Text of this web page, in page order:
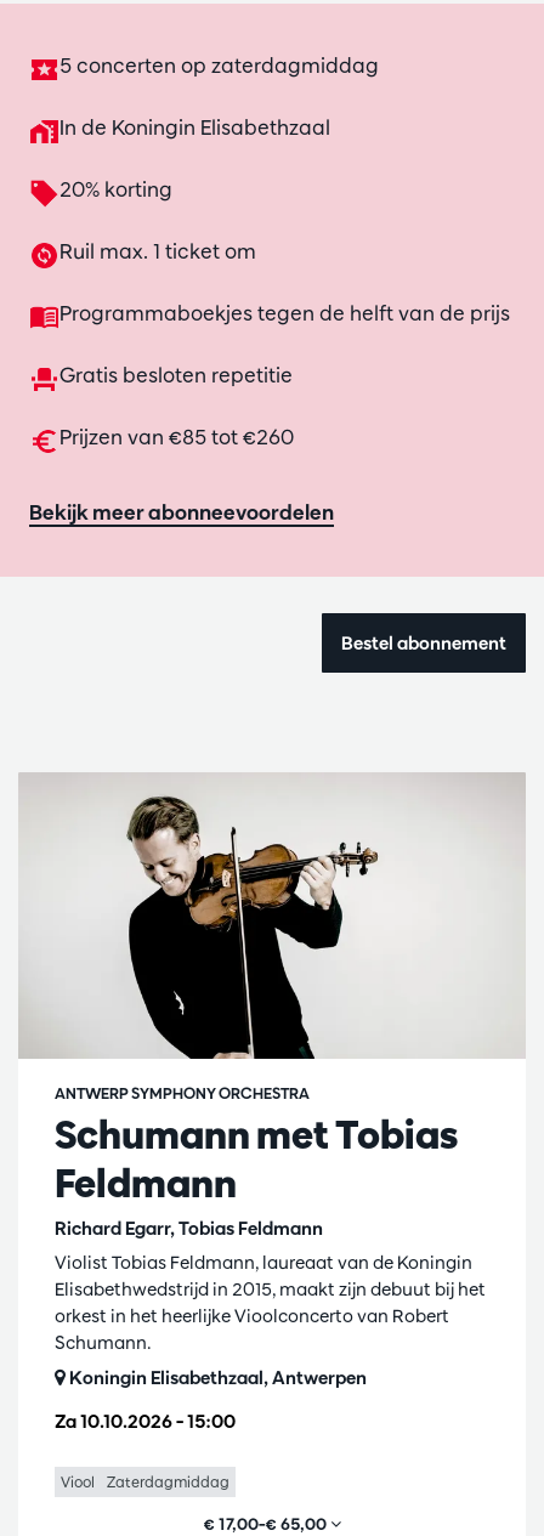
5 concerten op zaterdagmiddag
In de Koningin Elisabethzaal
20% korting
Ruil max. 1 ticket om
Programmaboekjes tegen de helft van de prijs
Gratis besloten repetitie
Prijzen van €85 tot €260
Bekijk meer abonneevoordelen
Bestel abonnement
Schumann met Tobias
Feldmann
Richard Egarr, Tobias Feldmann
ANTWERP SYMPHONY ORCHESTRA
Za 10.10.2026– 15:00
Violist Tobias Feldmann, laureaat van de Koningin
Elisabethwedstrijd in 2015, maakt zijn debuut bij het
orkest in het heerlijke Vioolconcerto van Robert
Schumann.
Koningin Elisabethzaal, Antwerpen
Viool Zaterdagmiddag
€ 17,00–€ 65,00